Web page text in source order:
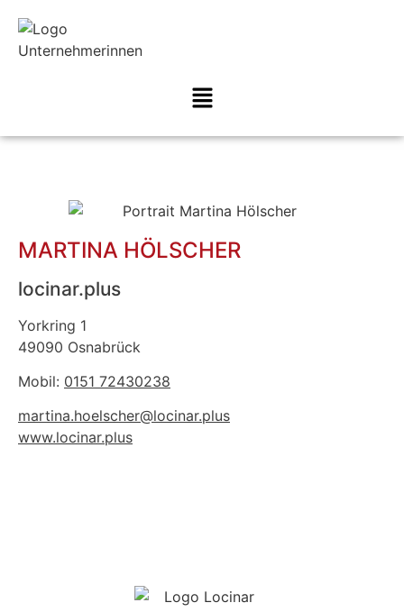
MARTINA HÖLSCHER
locinar.plus
Yorkring 1
49090 Osnabrück
Mobil: 0151 72430238
martina.hoelscher@locinar.plus
www.locinar.plus